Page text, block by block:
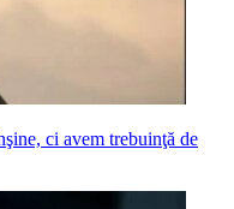
ci avem trebuinţă de